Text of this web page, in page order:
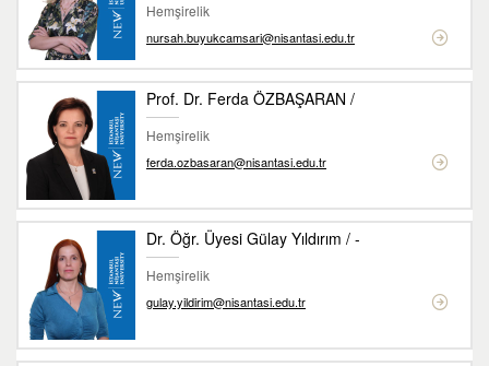
Hemşirelik
nursah.buyukcamsari@nisantasi.edu.tr
Prof. Dr. Ferda ÖZBAŞARAN /
Hemşirelik
ferda.ozbasaran@nisantasi.edu.tr
Dr. Öğr. Üyesi Gülay Yıldırım / -
Hemşirelik
gulay.yildirim@nisantasi.edu.tr